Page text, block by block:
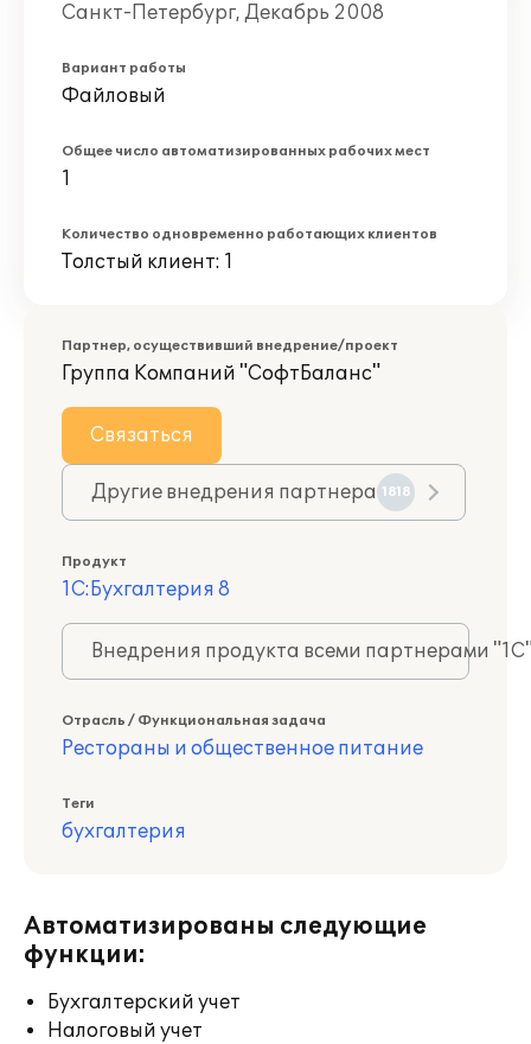
Санкт-Петербург, Декабрь 2008
Вариант работы
Файловый
Общее число автоматизированных рабочих мест
1
Количество одновременно работающих клиентов
Толстый клиент: 1
Партнер, осуществивший внедрение/проект
Группа Компаний "СофтБаланс"
Связаться
Другие внедрения партнера 1818
Продукт
1С:Бухгалтерия 8
Внедрения продукта всеми партнерами
Отрасль / Функциональная задача
Рестораны и общественное питание
Теги
бухгалтерия
Автоматизированы следующие
функции:
Бухгалтерский учет
Налоговый учет